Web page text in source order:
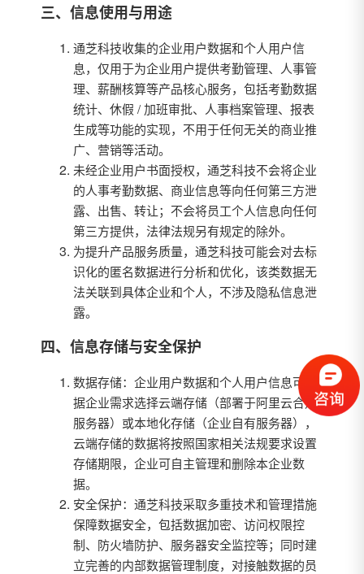
三、信息使用与用途
通芝科技收集的企业用户数据和个人用户信
息，仅用于为企业用户提供考勤管理、人事管
理、薪酬核算等产品核心服务，包括考勤数据
统计、休假 / 加班审批、人事档案管理、报表
生成等功能的实现，不用于任何无关的商业推
广、营销等活动。
未经企业用户书面授权，通芝科技不会将企业
的人事考勤数据、商业信息等向任何第三方泄
露、出售、转让；不会将员工个人信息向任何
第三方提供，法律法规另有规定的除外。
为提升产品服务质量，通芝科技可能会对去标
识化的匿名数据进行分析和优化，该类数据无
法关联到具体企业和个人，不涉及隐私信息泄
露。
四、信息存储与安全保护
数据存储：企业用户数据和个人用户信息可根
据企业需求选择云端存储（部署于阿里云合规
服务器）或本地化存储（企业自有服务器），
云端存储的数据将按照国家相关法规要求设置
存储期限，企业可自主管理和删除本企业数
据。
安全保护：通芝科技采取多重技术和管理措施
保障数据安全，包括数据加密、访问权限控
制、防火墙防护、服务器安全监控等；同时建
立完善的内部数据管理制度，对接触数据的员